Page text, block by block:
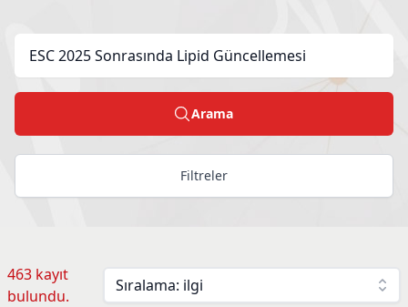
Arama
Filtreler
463 kayıt
bulundu.
Sıralama: ilgi